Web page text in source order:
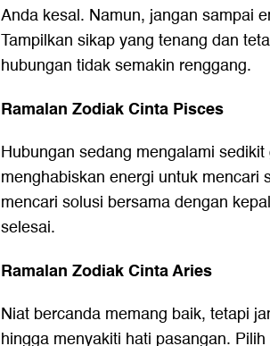
Anda kesal. Namun, jangan sampai
Tampilkan sikap yang tenang dan
hubungan tidak semakin renggang.
Ramalan Zodiak Cinta Pisces
Hubungan sedang mengalami
menghabiskan energi untuk mencari
mencari solusi bersama dengan
selesai.
Ramalan Zodiak Cinta Aries
Niat bercanda memang baik, tetapi
hingga menyakiti hati pasangan.